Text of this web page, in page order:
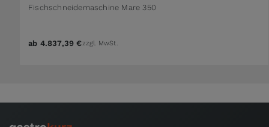
Fischschneidemaschine Mare 350
ab 4.837,39 €zzgl. MwSt.